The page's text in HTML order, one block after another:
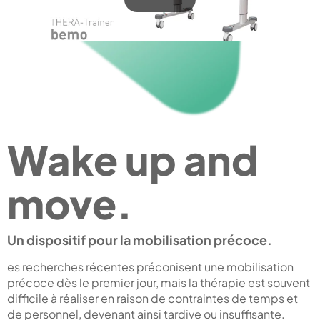
Wake up and
move.
Un dispositif pour la mobilisation précoce.
es recherches récentes préconisent une mobilisation
précoce dès le premier jour, mais la thérapie est souvent
difficile à réaliser en raison de contraintes de temps et
de personnel, devenant ainsi tardive ou insuffisante.